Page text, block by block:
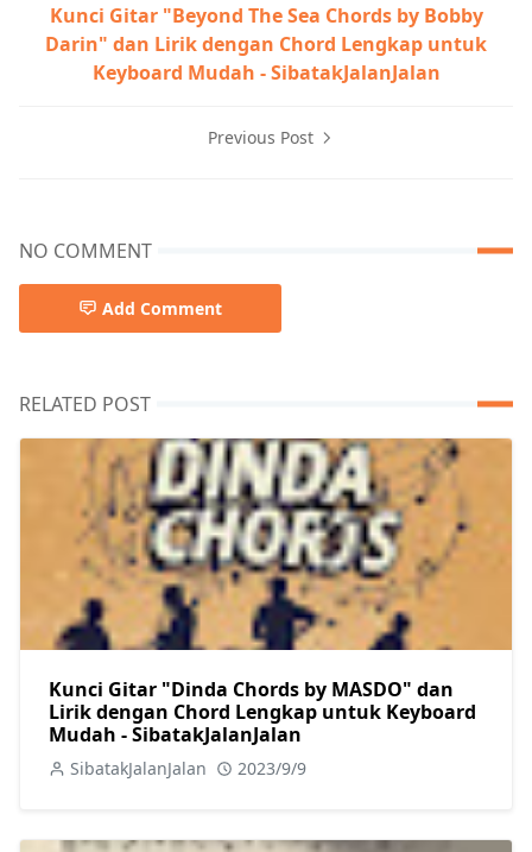
Kunci Gitar "Beyond The Sea Chords by Bobby
Darin" dan Lirik dengan Chord Lengkap untuk
Keyboard Mudah - SibatakJalanJalan
Previous Post
NO COMMENT
Add Comment
RELATED POST
Kunci Gitar "Dinda Chords by MASDO" dan
Lirik dengan Chord Lengkap untuk Keyboard
Mudah - SibatakJalanJalan
SibatakJalanJalan 2023/9/9